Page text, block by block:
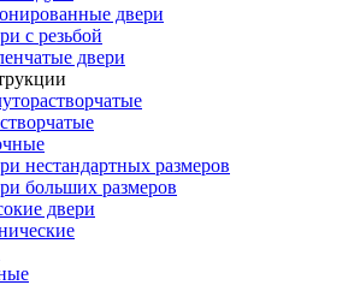
двери
с резьбой
двери
нестандартных размеров
больших размеров
двери